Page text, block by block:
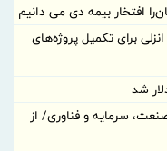
افتخار بیمه دی می دانیم
برای تكمیل پروژه‌های
سرمایه و فناوری/ از